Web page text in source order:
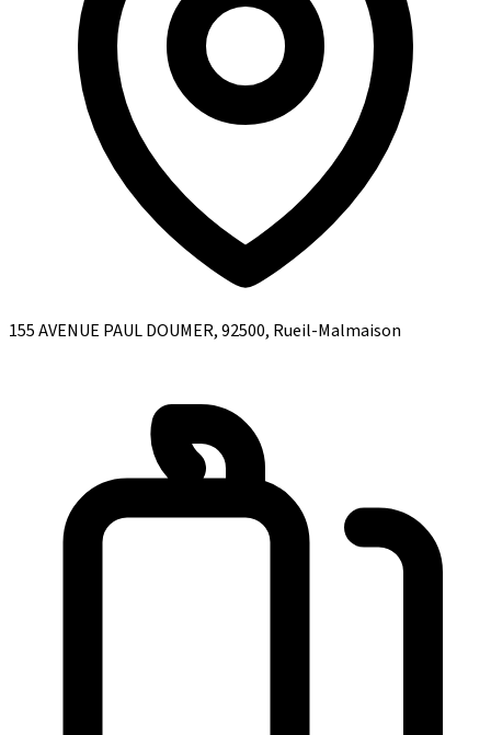
155 AVENUE PAUL DOUMER, 92500, Rueil-Malmaison